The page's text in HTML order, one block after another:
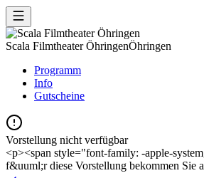
Scala Filmtheater ÖhringenÖhringen
Programm
Info
Gutscheine
Vorstellung nicht verfügbar
<p><span style="font-family: -apple-
f&uuml;r diese Vorstellung bekommen Sie